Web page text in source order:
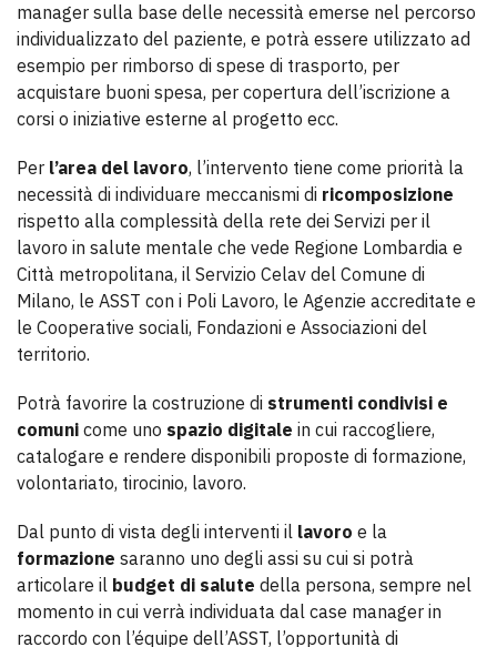
manager sulla base delle necessità emerse nel percorso
individualizzato del paziente, e potrà essere utilizzato ad
esempio per rimborso di spese di trasporto, per
acquistare buoni spesa, per copertura dell’iscrizione a
corsi o iniziative esterne al progetto ecc.
Per l’area del lavoro, l’intervento tiene come priorità la
necessità di individuare meccanismi di ricomposizione
rispetto alla complessità della rete dei Servizi per il
lavoro in salute mentale che vede Regione Lombardia e
Città metropolitana, il Servizio Celav del Comune di
Milano, le ASST con i Poli Lavoro, le Agenzie accreditate e
le Cooperative sociali, Fondazioni e Associazioni del
territorio.
Potrà favorire la costruzione di strumenti condivisi e
comuni come uno spazio digitale in cui raccogliere,
catalogare e rendere disponibili proposte di formazione,
volontariato, tirocinio, lavoro.
Dal punto di vista degli interventi il lavoro e la
formazione saranno uno degli assi su cui si potrà
articolare il budget di salute della persona, sempre nel
momento in cui verrà individuata dal case manager in
raccordo con l’équipe dell’ASST, l’opportunità di